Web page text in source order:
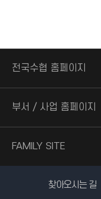
전국수협 홈페이지
부서 / 사업 홈페이지
FAMILY SITE
찾아오시는 길